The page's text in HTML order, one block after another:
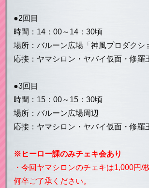
●2回目
時間：14：00～14：30頃
場所：バルーン広場「神風プロダクシ
応接：ヤマシロン・ヤバイ仮面・修羅
●3回目
時間：15：00～15：30頃
場所：バルーン広場周辺
応接：ヤマシロン・ヤバイ仮面・修羅
※ヒーロー課のみチェキ会あり
・今回ヤマシロンのチェキは1,000円/
何卒ご了承ください。